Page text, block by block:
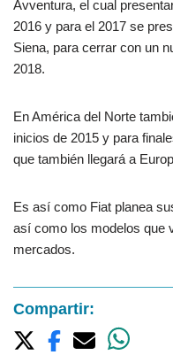
Avventura, el cual
2016 y para el 2017 se
Siena, para cerrar con un
2018.
En América del Norte
inicios de 2015 y para
que también llegará a
Es así como Fiat planea
así como los modelos que
mercados.
Compartir: